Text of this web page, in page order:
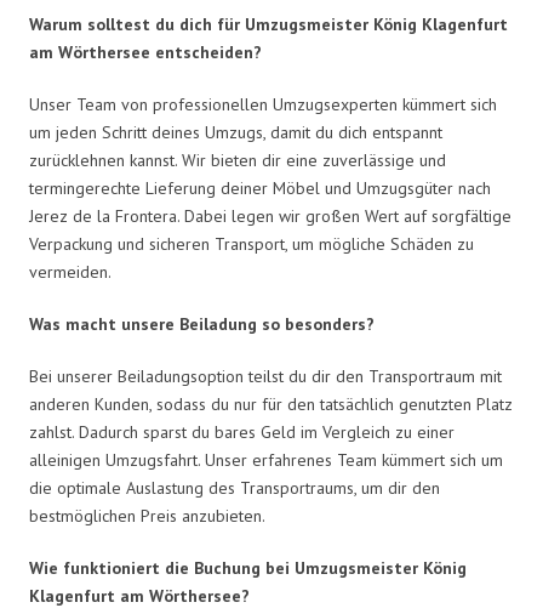
Warum solltest du dich für Umzugsmeister König Klagenfurt
am Wörthersee entscheiden?
Unser Team von professionellen Umzugsexperten kümmert sich
um jeden Schritt deines Umzugs, damit du dich entspannt
zurücklehnen kannst. Wir bieten dir eine zuverlässige und
termingerechte Lieferung deiner Möbel und Umzugsgüter nach
Jerez de la Frontera. Dabei legen wir großen Wert auf sorgfältige
Verpackung und sicheren Transport, um mögliche Schäden zu
vermeiden.
Was macht unsere Beiladung so besonders?
Bei unserer Beiladungsoption teilst du dir den Transportraum mit
anderen Kunden, sodass du nur für den tatsächlich genutzten Platz
zahlst. Dadurch sparst du bares Geld im Vergleich zu einer
alleinigen Umzugsfahrt. Unser erfahrenes Team kümmert sich um
die optimale Auslastung des Transportraums, um dir den
bestmöglichen Preis anzubieten.
Wie funktioniert die Buchung bei Umzugsmeister König
Klagenfurt am Wörthersee?